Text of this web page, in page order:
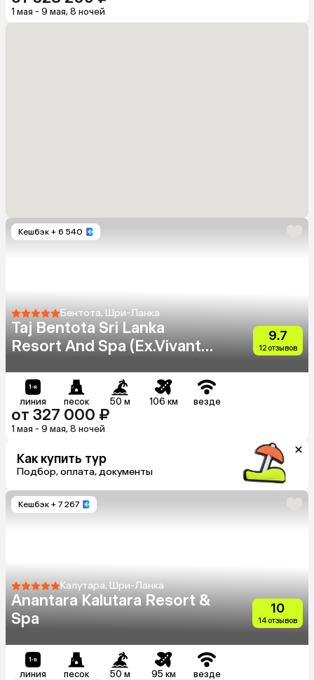
1 мая - 9 мая, 8 ночей
Кешбэк + 6 540
Бентота, Шри-Ланка
Taj Bentota Sri Lanka
Resort And Spa (Ex.Vivanta
9.7
12 отзывов
линия песок 50 м 106 км везде
от 327 000 ₽
1 мая - 9 мая, 8 ночей
Как купить тур
Подбор, оплата, документы
Кешбэк + 7 267
Калутара, Шри-Ланка
Anantara Kalutara Resort &
Spa
10
14 отзывов
линия песок 50 м 95 км везде